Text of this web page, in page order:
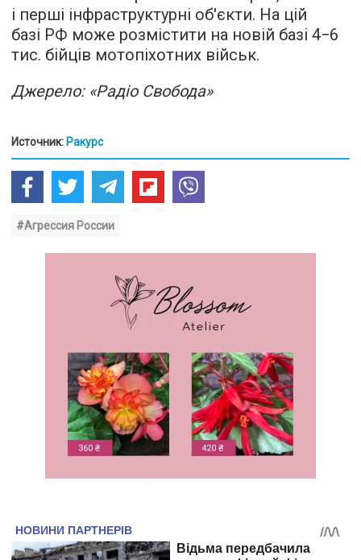
і перші інфраструктурні об'єкти. На цій
базі РФ може розмістити на новій базі 4−6
тис. бійців мотопіхотних військ.
Джерело: «Радіо Свобода»
Источник: Ракурс
#Агрессия России